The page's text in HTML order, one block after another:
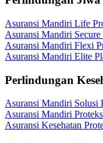
Asuransi Mandiri Life
Asuransi Mandiri
Asuransi Mandiri Flexi
Asuransi Mandiri Elite
Perlindungan
Asuransi Mandiri Solusi
Asuransi Mandiri
Asuransi Kesehatan